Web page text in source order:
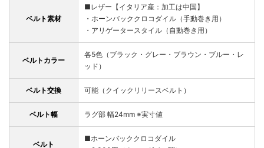
ベルト素材
■レザー【イタリア産：加工は中国】
・ホーンバッククロコダイル（手動巻き用）
・アリゲータースタイル（自動巻き用）
ベルトカラー
各5色（ブラック・グレー・ブラウン・ブルー・レ
ッド）
ベルト交換 可能（クイックリリースベルト）
ベルト幅 ラグ部 幅24mm ※実寸値
ベルト
■ホーンバッククロコダイル